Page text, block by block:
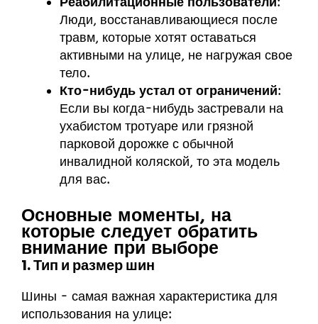
Люди, восстанавливающиеся после
травм, которые хотят оставаться
активными на улице, не нагружая свое
тело.
Кто-нибудь устал от ограничений:
Если вы когда-нибудь застревали на
ухабистом тротуаре или грязной
парковой дорожке с обычной
инвалидной коляской, то эта модель
для вас.
Основные моменты, на
которые следует обратить
внимание при выборе
1. Тип и размер шин
Шины - самая важная характеристика для
использования на улице: